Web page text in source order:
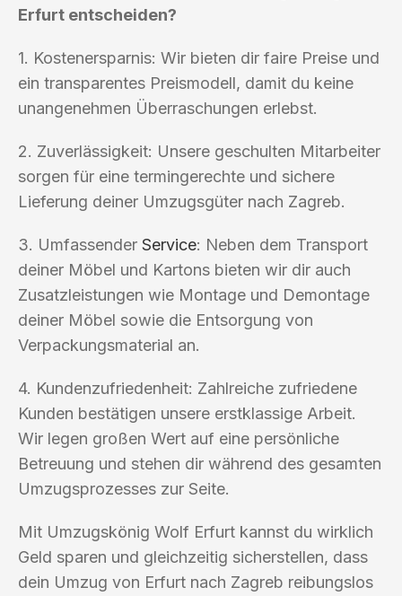
Erfurt entscheiden?
1. Kostenersparnis: Wir bieten dir faire Preise und
ein transparentes Preismodell, damit du keine
unangenehmen Überraschungen erlebst.
2. Zuverlässigkeit: Unsere geschulten Mitarbeiter
sorgen für eine termingerechte und sichere
Lieferung deiner Umzugsgüter nach Zagreb.
3. Umfassender Service: Neben dem Transport
deiner Möbel und Kartons bieten wir dir auch
Zusatzleistungen wie Montage und Demontage
deiner Möbel sowie die Entsorgung von
Verpackungsmaterial an.
4. Kundenzufriedenheit: Zahlreiche zufriedene
Kunden bestätigen unsere erstklassige Arbeit.
Wir legen großen Wert auf eine persönliche
Betreuung und stehen dir während des gesamten
Umzugsprozesses zur Seite.
Mit Umzugskönig Wolf Erfurt kannst du wirklich
Geld sparen und gleichzeitig sicherstellen, dass
dein Umzug von Erfurt nach Zagreb reibungslos